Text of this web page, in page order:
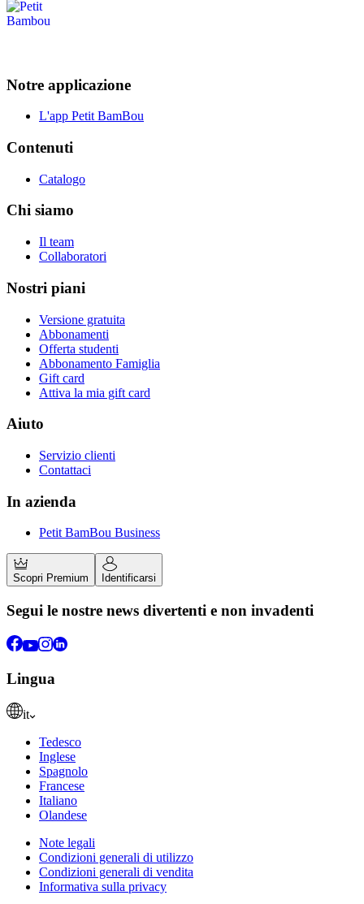
Notre applicazione
L'app Petit BamBou
Contenuti
Catalogo
Chi siamo
Il team
Collaboratori
Nostri piani
Versione gratuita
Abbonamenti
Offerta studenti
Abbonamento Famiglia
Gift card
Attiva la mia gift card
Aiuto
Servizio clienti
Contattaci
In azienda
Petit BamBou Business
Scopri Premium Identificarsi
Segui le nostre news divertenti e non invadenti
Lingua
it
Tedesco
Inglese
Spagnolo
Francese
Italiano
Olandese
Note legali
Condizioni generali di utilizzo
Condizioni generali di vendita
Informativa sulla privacy